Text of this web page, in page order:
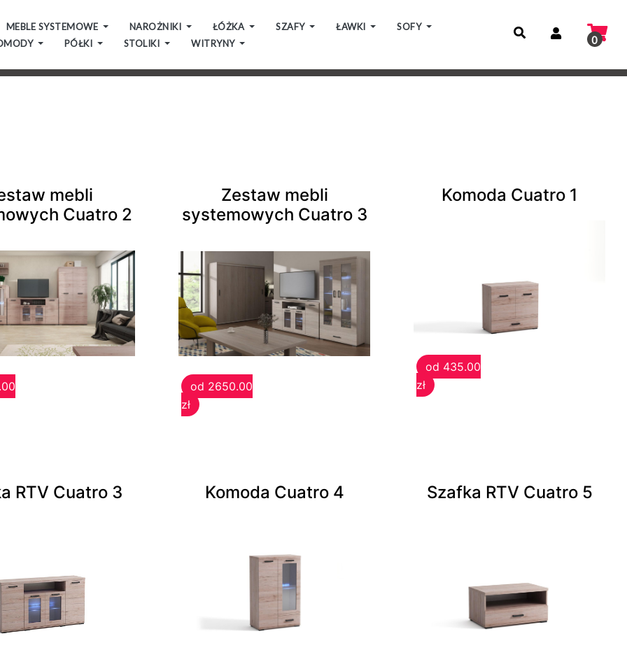
MEBLE SYSTEMOWE NAROŻNIKI ŁÓŻKA SZAFY ŁAWKI
SOFY
PÓŁKI STOLIKI WITRYNY 0
mebli
Cuatro 2
Zestaw mebli
systemowych Cuatro 3
od 2650.00
zł
Komoda Cuatro 1
od 435.00
zł
RTV Cuatro 3 Komoda Cuatro 4 Szafka RTV Cuatro 5